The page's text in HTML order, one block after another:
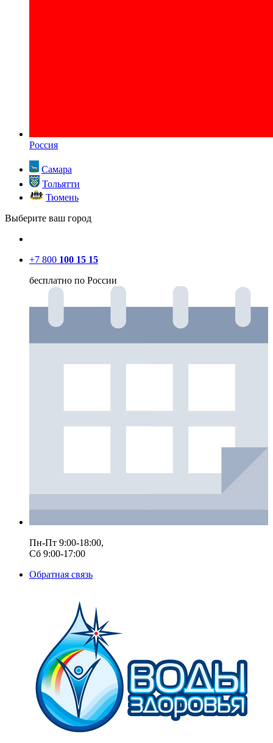
Россия
Самара
Тольятти
Тюмень
Выберите ваш город
+7 800 100 15 15
бесплатно по России
Пн-Пт 9:00-18:00,
Сб 9:00-17:00
Обратная связь